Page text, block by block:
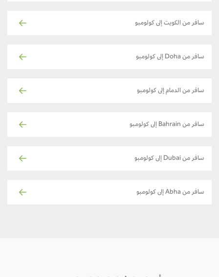
سافر من الكويت إلى كولومبو
سافر من Doha إلى كولومبو
سافر من الدمام إلى كولومبو
سافر من Bahrain إلى كولومبو
سافر من Dubai إلى كولومبو
سافر من Abha إلى كولومبو